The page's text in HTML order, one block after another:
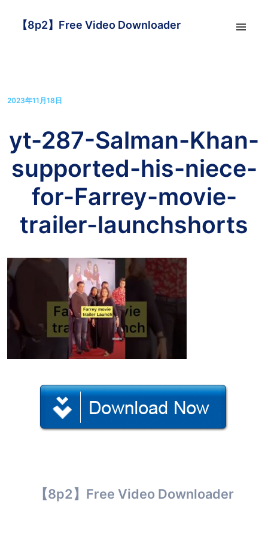
【8p2】Free Video Downloader
2023年11月18日
yt-287-Salman-Khan-
supported-his-niece-
for-Farrey-movie-
trailer-launchshorts
【8p2】Free Video Downloader